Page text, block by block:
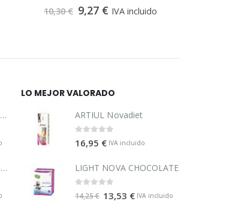
0 out of 5
10,30€ 9,27 € IVA incluido
Dietform pic 30 caps dietmed
Adelpic sin gluten 28 caps pinisan
LO MEJOR VALORADO
ARTIUL Novadiet
16,95 € IVA incluido
LIGHT NOVA CHOCOLATE
14,25€ 13,53 € IVA incluido